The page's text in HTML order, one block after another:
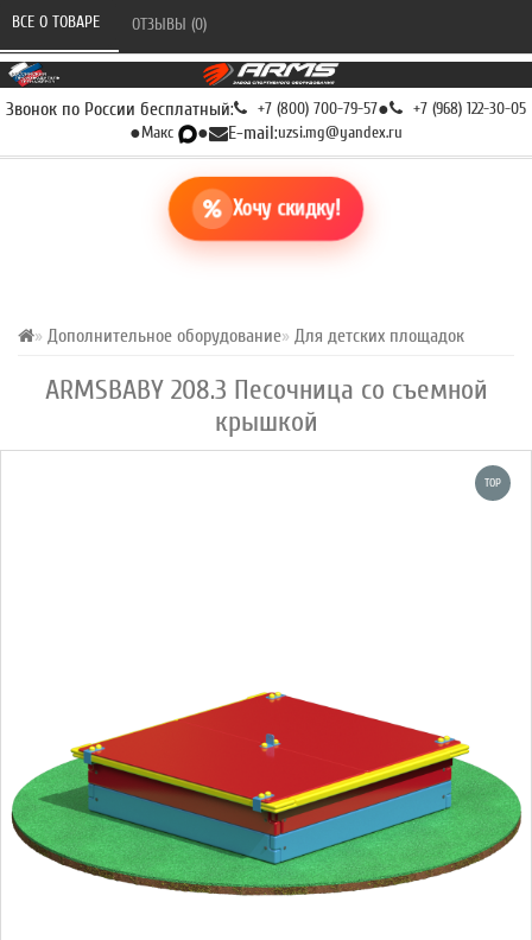
Звонок по России бесплатный: +7 (800) 700-79-57● +7 (968) 122-30-05
●Макс ● E-mail:uzsi.mg@yandex.ru
Хочу скидку!
Дополнительное оборудование Для детских площадок
ARMSBABY 208.3 Песочница со съемной
крышкой
ВСЕ О ТОВАРЕ ОТЗЫВЫ (0)
TOP